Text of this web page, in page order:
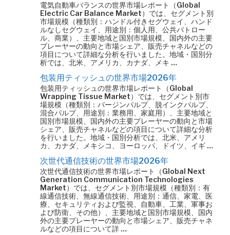
電気自動車バランスの世界市場レポート（Global
Electric Car Balance Market）では、セグメント別
市場規模（種類別：ハンドル付きセグウェイ、ハンド
ルなしセグウェイ、用途別：個人用、公共パトロー
ル、商業）、主要地域と国別市場規模、国内外の主要
プレーヤーの動向と市場シェア、販売チャネルなどの
項目について詳細な分析を行いました。地域・国別分
析では、北米、アメリカ、カナダ、メキ …
包装用ティッシュの世界市場2026年
包装用ティッシュの世界市場レポート（Global
Wrapping Tissue Market）では、セグメント別市
場規模（種類別：バージンパルプ、脱インクパルプ、
混合パルプ、用途別：業務用、家庭用）、主要地域と
国別市場規模、国内外の主要プレーヤーの動向と市場
シェア、販売チャネルなどの項目について詳細な分析
を行いました。地域・国別分析では、北米、アメリ
カ、カナダ、メキシコ、ヨーロッパ、ドイツ、イギ …
次世代通信技術の世界市場2026年
次世代通信技術の世界市場レポート（Global Next
Generation Communication Technologies
Market）では、セグメント別市場規模（種類別：有
線通信技術、無線通信技術、用途別：通信、家電、医
療、セキュリティおよび監視、自動車、工業、軍事お
よび防衛、その他）、主要地域と国別市場規模、国内
外の主要プレーヤーの動向と市場シェア、販売チャネ
ルなどの項目について詳 …